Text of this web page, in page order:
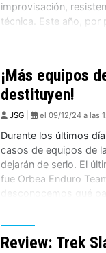
improvisación,
técnica. Este año, por
¡Más equipos
destituyen!
JSG el 09/12/24 a las
Durante los últimos
casos de equipos de
dejarán de serlo. El
fue Orbea Enduro
desconocemos qué
participación en […]
Review: Trek